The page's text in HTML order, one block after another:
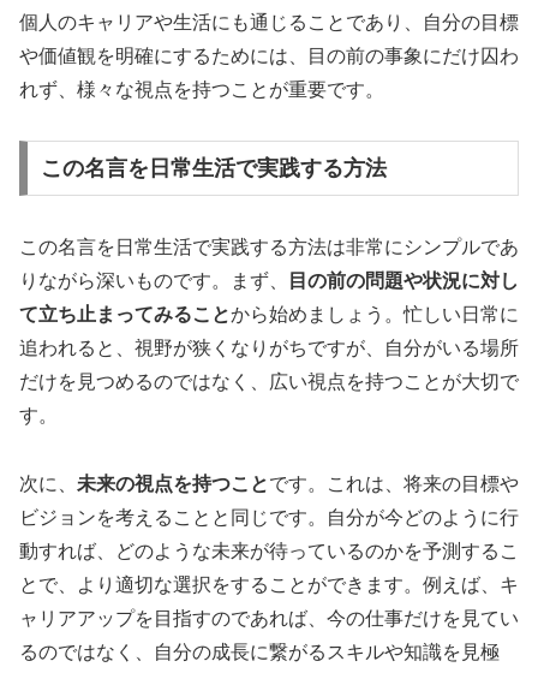
個人のキャリアや生活にも通じることであり、自分の目標
や価値観を明確にするためには、目の前の事象にだけ囚わ
れず、様々な視点を持つことが重要です。
この名言を日常生活で実践する方法
この名言を日常生活で実践する方法は非常にシンプルであ
りながら深いものです。まず、
目の前の問題や状況に対し
て立ち止まってみることから始めましょう。忙しい日常に
追われると、視野が狭くなりがちですが、自分がいる場所
だけを見つめるのではなく、広い視点を持つことが大切で
す。
次に、 未来の視点を持つことです。これは、将来の目標や
ビジョンを考えることと同じです。自分が今どのように行
動すれば、どのような未来が待っているのかを予測するこ
とで、より適切な選択をすることができます。例えば、キ
ャリアアップを目指すのであれば、今の仕事だけを見てい
るのではなく、自分の成長に繋がるスキルや知識を見極